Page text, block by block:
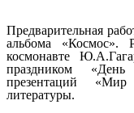
Предварительная
альбома «Космос».
космонавте
праздником
презентаций «Мир
литературы.